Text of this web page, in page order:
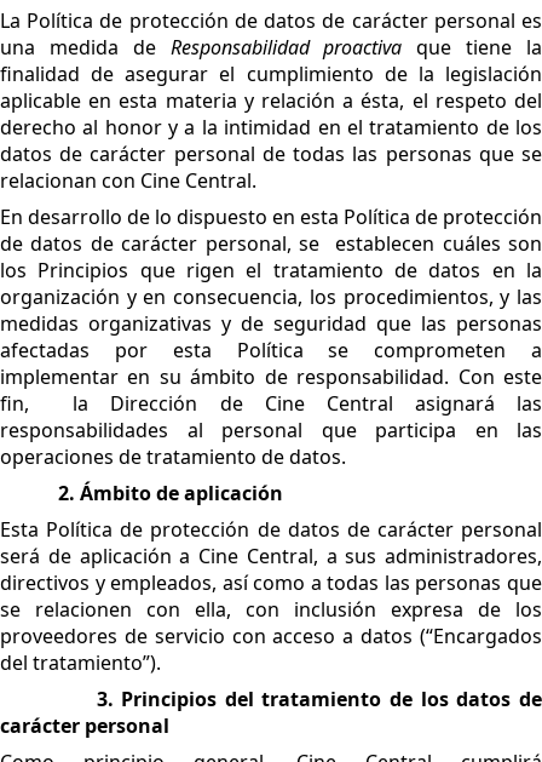
La Política de protección de datos de carácter personal es
una medida de Responsabilidad proactiva que tiene la
finalidad de asegurar el cumplimiento de la legislación
aplicable en esta materia y relación a ésta, el respeto del
derecho al honor y a la intimidad en el tratamiento de los
datos de carácter personal de todas las personas que se
relacionan con Cine Central.
En desarrollo de lo dispuesto en esta Política de protección
de datos de carácter personal, se establecen cuáles son
los Principios que rigen el tratamiento de datos en la
organización y en consecuencia, los procedimientos, y las
medidas organizativas y de seguridad que las personas
afectadas por esta Política se comprometen a
implementar en su ámbito de responsabilidad. Con este
fin, la Dirección de Cine Central asignará las
responsabilidades al personal que participa en las
operaciones de tratamiento de datos.
2. Ámbito de aplicación
Esta Política de protección de datos de carácter personal
será de aplicación a Cine Central, a sus administradores,
directivos y empleados, así como a todas las personas que
se relacionen con ella, con inclusión expresa de los
proveedores de servicio con acceso a datos (“Encargados
del tratamiento”).
3. Principios del tratamiento de los datos de
carácter personal